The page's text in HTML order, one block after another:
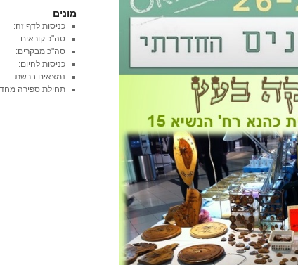
מ
ר
י
ם
ב
נ
ו
מונים
כניסות לדף זה:
סה"כ קוראים:
סה"כ מבקרים:
כניסות להיום:
נמצאים ברשת:
תחילת ספירה